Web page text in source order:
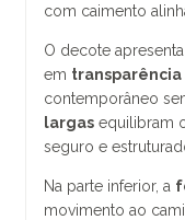
com caimento
O decote
em
contemporâneo
largas equilibram
seguro e
Na parte inferior, a
movimento ao